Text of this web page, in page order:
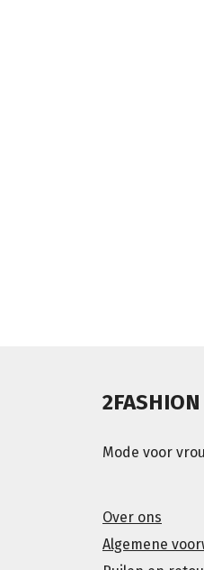
2FASHION
Mode voor
Over ons
Algemene